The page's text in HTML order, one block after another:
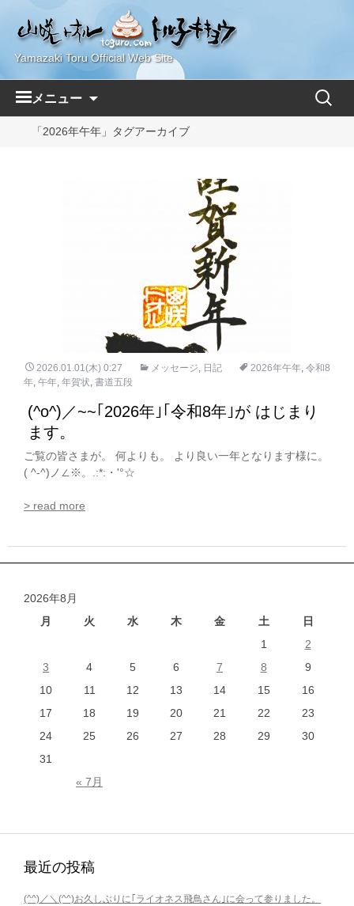
Yamazaki Toru Official Web Site
メニュー
テ
検
「2026年午年」タグアーカイブ
2026.01.01(木) 0:27 メッセージ, 日記 2026年午年, 令和8
年, 午年, 年賀状, 書道五段
(^o^)／~~｢2026年｣｢令和8年｣が はじまり
ます。
ご覧の皆さまが。 何よりも。 より良い一年となります様に。
( ^-^)ノ∠※。.:*:・'°☆
> read more
2026年8月
月
火 水 木 金 土 日
« 7月
1
2
3
4 5 6 7 8
9
10
11 12 13 14 15
16
17
18 19 20 21 22
23
24
25 26 27 28 29
30
31
最近の投稿
(^^)／＼(^^)お久しぶりに｢ライオネス飛鳥さん｣に会って参りました。